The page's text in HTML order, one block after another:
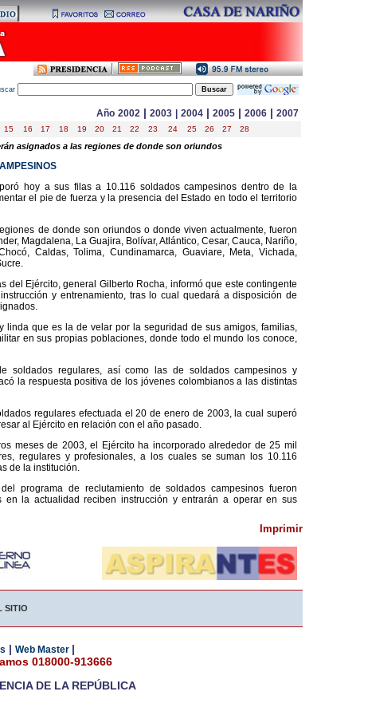
Año 2002 | 2003 2004 | 2005 | 2006 | 2007
15 16 17 18 19 20 21 22 23 24 25 26 27 28
asignados a las regiones de donde son oriundos
hoy a sus filas a 10.116 soldados campesinos dentro de la
el pie de fuerza y la presencia del Estado en todo el territorio
de donde son oriundos o donde viven actualmente, fueron
Magdalena, La Guajira, Bolívar, Atlántico, Cesar, Cauca, Nariño,
Caldas, Tolima, Cundinamarca, Guaviare, Meta, Vichada,
del Ejército, general Gilberto Rocha, informó que este contingente
y entrenamiento, tras lo cual quedará a disposición de
linda que es la de velar por la seguridad de sus amigos, familias,
en sus propias poblaciones, donde todo el mundo los conoce,
soldados regulares, así como las de soldados campesinos y
la respuesta positiva de los jóvenes colombianos a las distintas
regulares efectuada el 20 de enero de 2003, la cual superó
al Ejército en relación con el año pasado.
meses de 2003, el Ejército ha incorporado alrededor de 25 mil
regulares y profesionales, a los cuales se suman los 10.116
de la institución.
programa de reclutamiento de soldados campesinos fueron
la actualidad reciben instrucción y entrarán a operar en sus
Imprimir
SITIO
| Web Master |
018000-913666
DE LA REPÚBLICA